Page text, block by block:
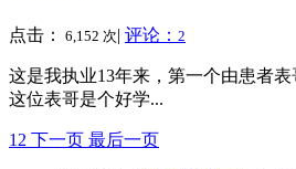
点击： 6,152 次| 评论： 2
这是我执业13年来，第一个由患者表
这位表哥是个好学...
1 2 下一页 最后一页